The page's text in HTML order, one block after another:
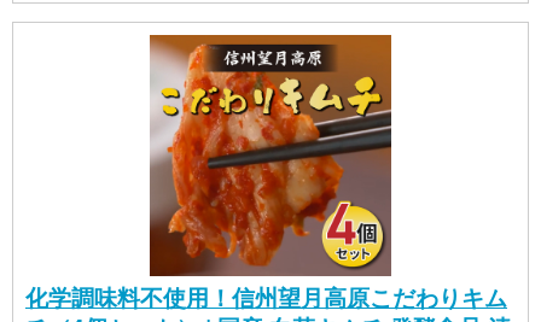
化学調味料不使用！信州望月高原こだわりキム